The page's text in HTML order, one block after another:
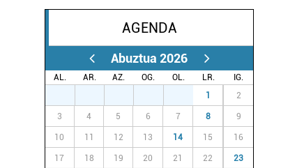
AGENDA
Abuztua 2026
AL. AR. AZ. OG. OL. LR.
IG.
1 2
3 4 5 6 7 8 9
10 11 12 13 14 15 16
17 18 19 20 21 22 23